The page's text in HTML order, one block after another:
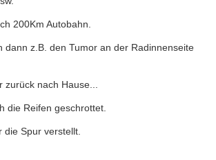
200Km Autobahn.
dann z.B. den Tumor an der Radinnenseite
zurück nach Hause...
die Reifen geschrottet.
die Spur verstellt.